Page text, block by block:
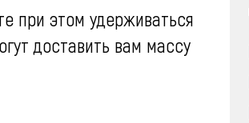
при этом удерживаться
доставить вам массу